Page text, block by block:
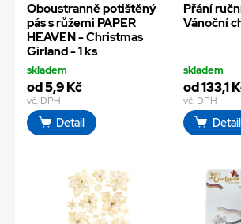
Oboustranně potištěný
pás s růžemi PAPER
HEAVEN - Christmas
Girland - 1 ks
skladem
od 5,9 Kč
vč. DPH
Detail
Přání
Vánoční
skladem
od 133,1
vč. DPH
Detail